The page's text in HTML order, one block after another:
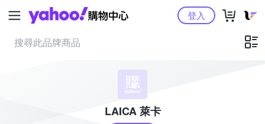
Yahoo購物中心登入
LAICA 萊卡